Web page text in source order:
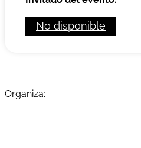
No disponible
Organiza: